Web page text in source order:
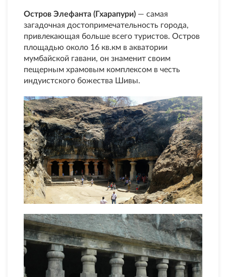
Остров Элефанта (Гхарапури) — самая
загадочная достопримечательность города,
привлекающая больше всего туристов. Остров
площадью около 16 кв.км в акватории
мумбайской гавани, он знаменит своим
пещерным храмовым комплексом в честь
индуистского божества Шивы.